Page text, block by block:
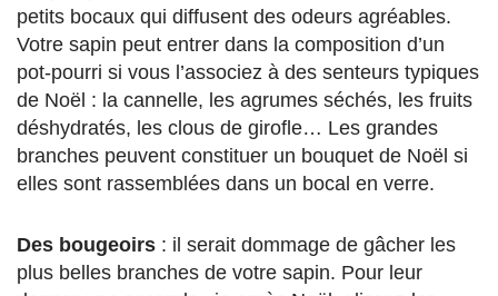
petits bocaux qui diffusent des odeurs agréables.
Votre sapin peut entrer dans la composition d’un
pot-pourri si vous l’associez à des senteurs typiques
de Noël : la cannelle, les agrumes séchés, les fruits
déshydratés, les clous de girofle… Les grandes
branches peuvent constituer un bouquet de Noël si
elles sont rassemblées dans un bocal en verre.
Des bougeoirs : il serait dommage de gâcher les
plus belles branches de votre sapin. Pour leur